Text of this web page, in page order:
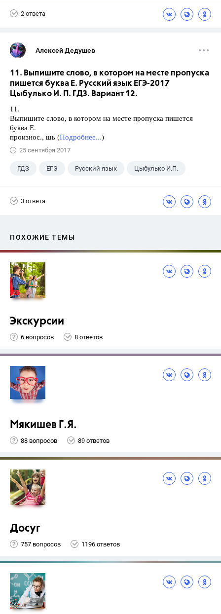
2 ответа
Алексей Дедушев
11. Выпишите слово, в котором на месте пропуска
пишется буква Е. Русский язык ЕГЭ-2017
Цыбулько И. П. ГДЗ. Вариант 12.
11.
Выпишите слово, в котором на месте пропуска пишется
буква Е.
произнос., шь (Подробнее...)
25 сентября 2017
ГДЗ ЕГЭ Русский язык Цыбулько И.П.
3 ответа
ПОХОЖИЕ ТЕМЫ
Экскурсии
6 вопросов 8 ответов
Мякишев Г.Я.
88 вопросов 89 ответов
Досуг
757 вопросов 1196 ответов